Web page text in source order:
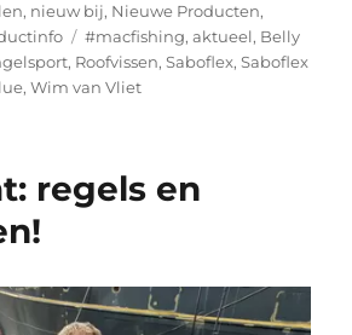
, nieuw bij, Nieuwe Producten,
Tags
#macfishing,aktueel, Belly
, Roofvissen,Saboflex,Saboflex
,Wim van Vliet
regels en